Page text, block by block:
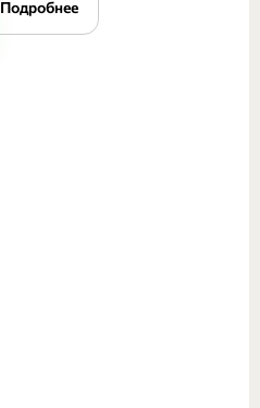
Подробнее